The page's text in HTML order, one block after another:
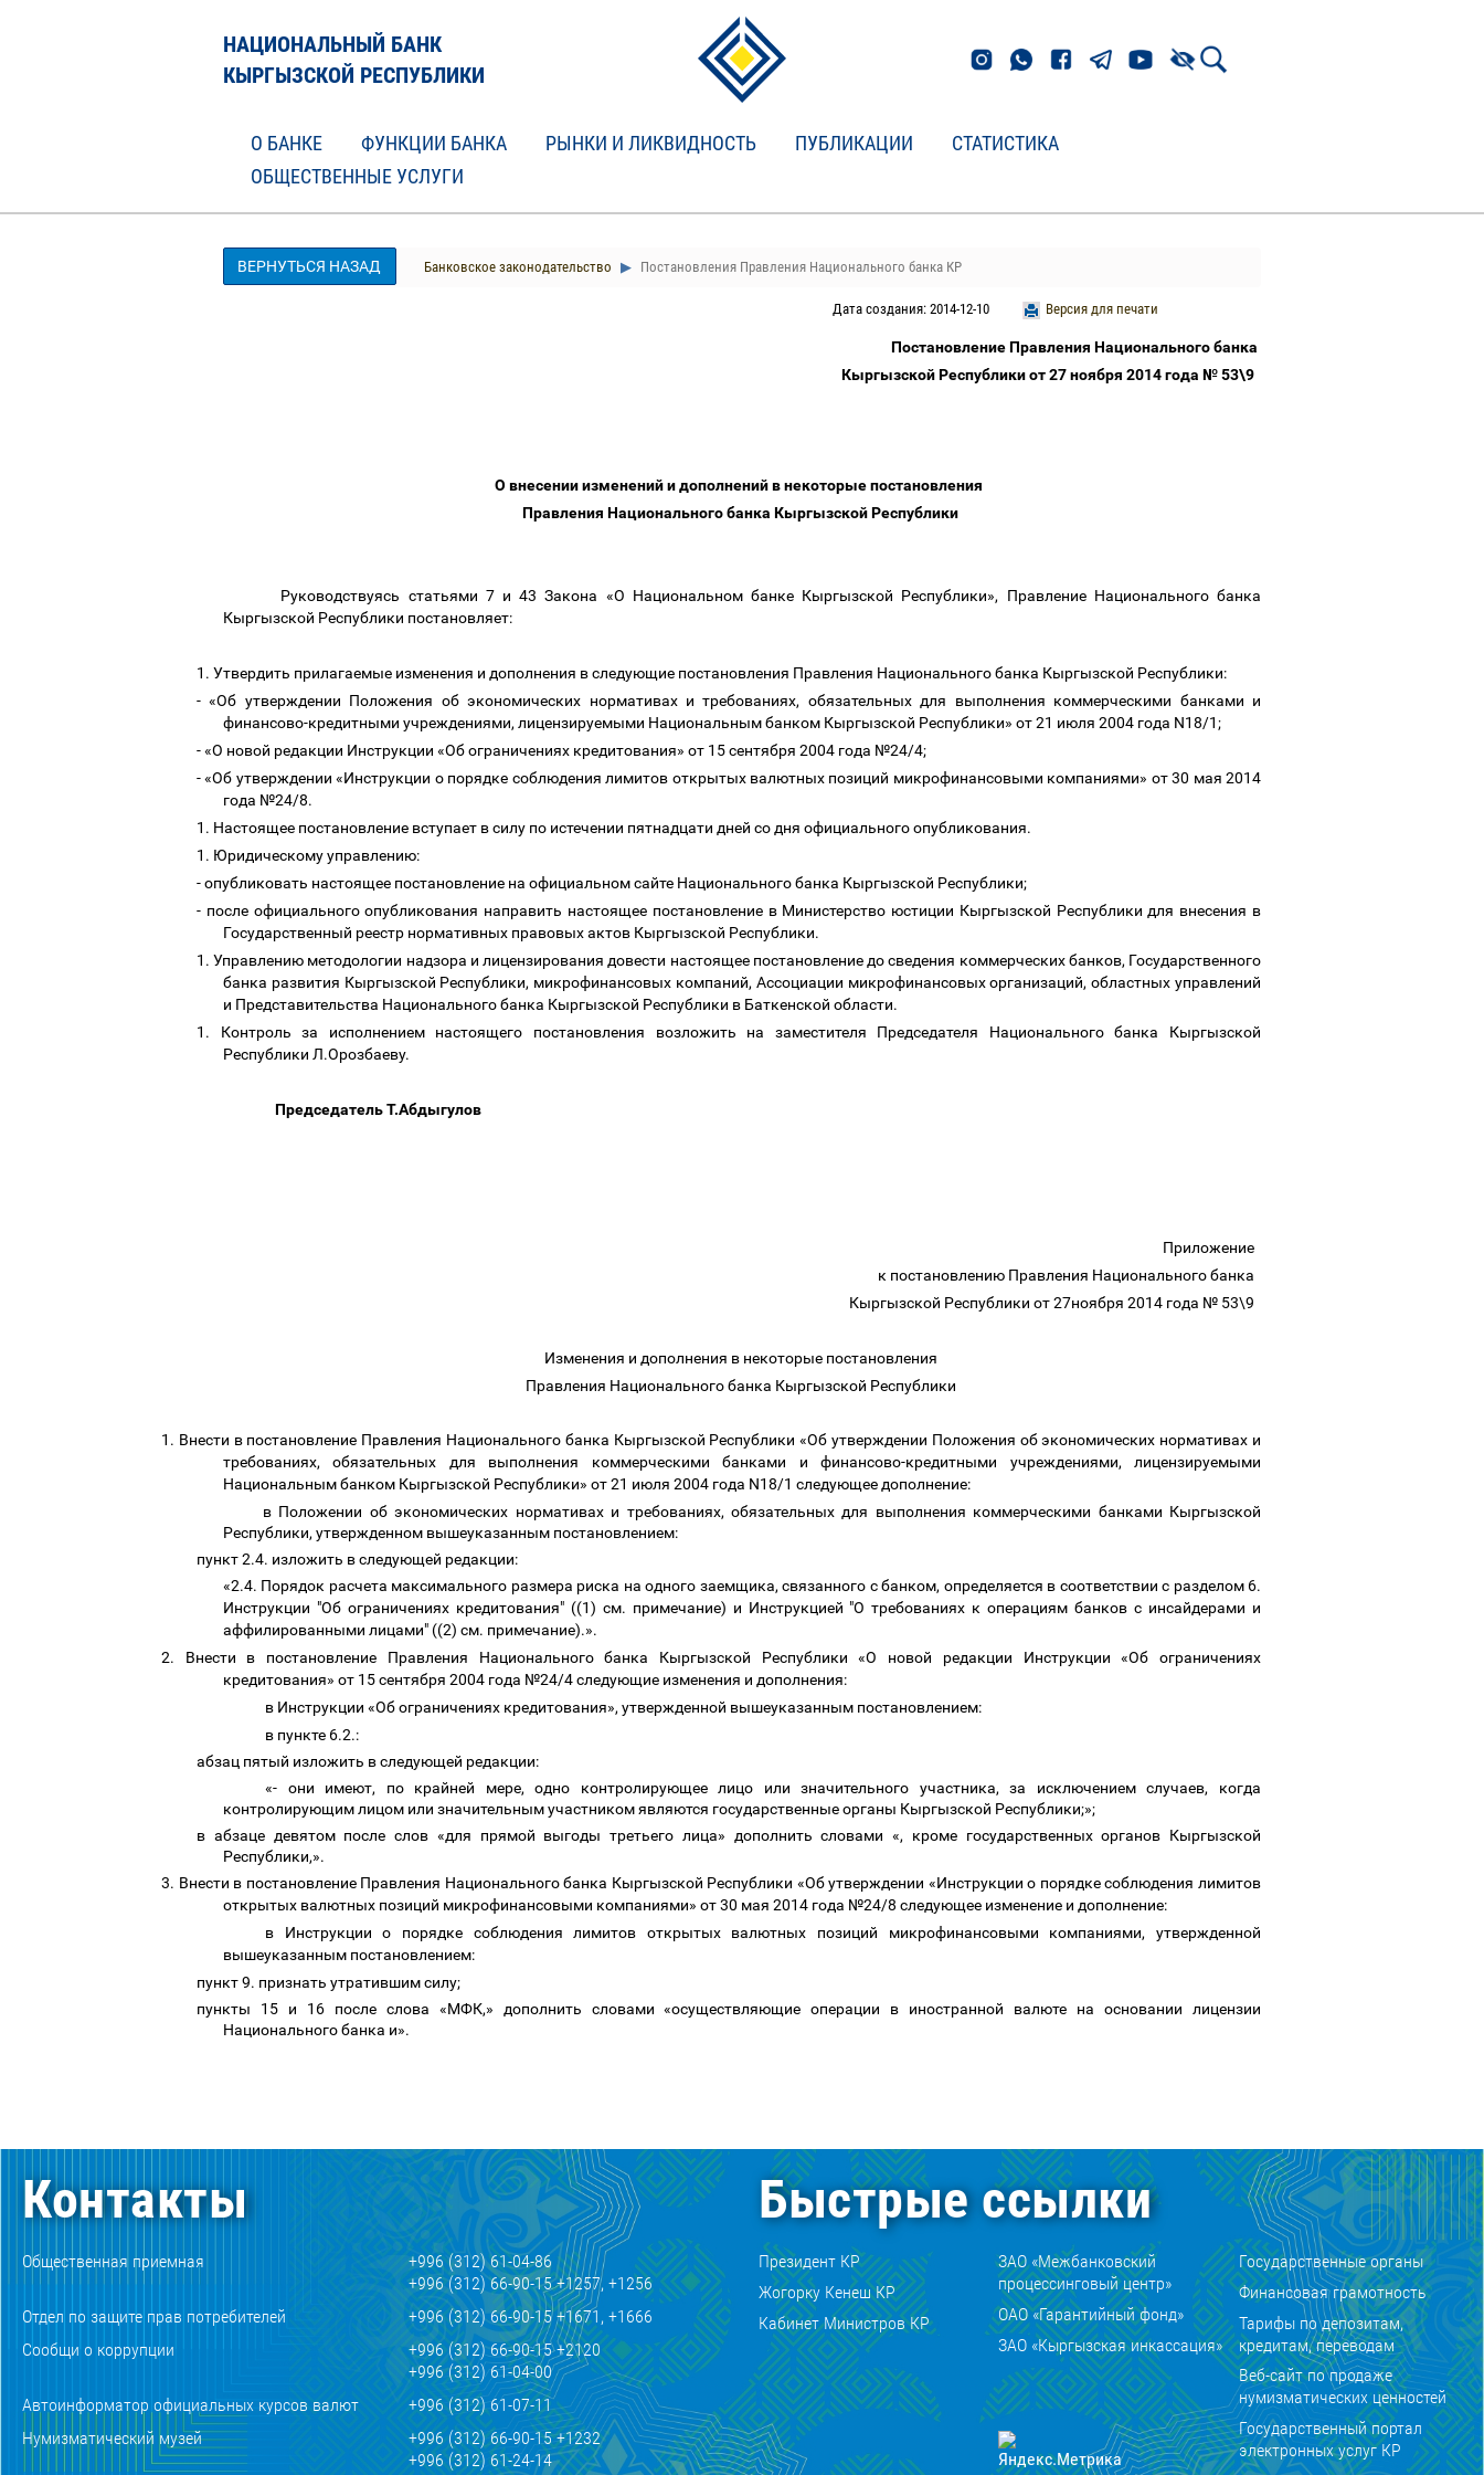
НАЦИОНАЛЬНЫЙ БАНК
КЫРГЫЗСКОЙ РЕСПУБЛИКИ
О БАНКЕ ФУНКЦИИ БАНКА РЫНКИ И ЛИКВИДНОСТЬ ПУБЛИКАЦИИ
СТАТИСТИКА
ОБЩЕСТВЕННЫЕ УСЛУГИ
ВЕРНУТЬСЯ НАЗАД Банковское законодательство Постановления Правления Национального банка КР
Версия для печати
Дата создания: 2014-12-10
Постановление Правления Национального банка
Кыргызской Республики от 27 ноября 2014 года № 53\9
О внесении изменений и дополнений в некоторые постановления
Правления Национального банка Кыргызской Республики
Руководствуясь статьями 7 и 43 Закона «О Национальном банке Кыргызской Республики», Правление Национального банка
Кыргызской Республики постановляет:
1. Утвердить прилагаемые изменения и дополнения в следующие постановления Правления Национального банка Кыргызской Республики:
- «Об утверждении Положения об экономических нормативах и требованиях, обязательных для выполнения коммерческими банками и
финансово-кредитными учреждениями, лицензируемыми Национальным банком Кыргызской Республики» от 21 июля 2004 года N18/1;
-«О новой редакции Инструкции «Об ограничениях кредитования» от 15 сентября 2004 года №24/4;
- «Об утверждении «Инструкции о порядке соблюдения лимитов открытых валютных позиций микрофинансовыми компаниями» от 30 мая 2014
года №24/8.
1. Настоящее постановление вступает в силу по истечении пятнадцати дней со дня официального опубликования.
1. Юридическому управлению:
-опубликовать настоящее постановление на официальном сайте Национального банка Кыргызской Республики;
- после официального опубликования направить настоящее постановление в Министерство юстиции Кыргызской Республики для внесения в
Государственный реестр нормативных правовых актов Кыргызской Республики.
1. Управлению методологии надзора и лицензирования довести настоящее постановление до сведения коммерческих банков, Государственного
банка развития Кыргызской Республики, микрофинансовых компаний, Ассоциации микрофинансовых организаций, областных управлений
и Представительства Национального банка Кыргызской Республики в Баткенской области.
1.
Контроль за исполнением настоящего постановления возложить на заместителя Председателя Национального банка Кыргызской
Республики Л.Орозбаеву.
Председатель Т.Абдыгулов
Приложение
к постановлению Правления Национального банка
Кыргызской Республики от 27ноября 2014 года № 53\9
Изменения и дополнения в некоторые постановления
Правления Национального банка Кыргызской Республики
1. Внести в постановление Правления Национального банка Кыргызской Республики «Об утверждении Положения об экономических нормативах и
требованиях, обязательных для выполнения коммерческими банками и финансово-кредитными учреждениями, лицензируемыми
Национальным банком Кыргызской Республики» от 21 июля 2004 года N18/1 следующее дополнение:
в Положении об экономических нормативах и требованиях, обязательных для выполнения коммерческими банками Кыргызской
Республики, утвержденном вышеуказанным постановлением:
пункт 2.4. изложить в следующей редакции:
«2.4. Порядок расчета максимального размера риска на одного заемщика, связанного с банком, определяется в соответствии с разделом 6.
Инструкции "Об ограничениях кредитования" ((1) см. примечание) и Инструкцией "О требованиях к операциям банков с инсайдерами и
аффилированными лицами" ((2) см. примечание).».
2.
Внести в постановление Правления Национального банка Кыргызской Республики «О новой редакции Инструкции «Об ограничениях
кредитования» от 15 сентября 2004 года №24/4 следующие изменения и дополнения:
в Инструкции «Об ограничениях кредитования», утвержденной вышеуказанным постановлением:
в пункте 6.2.:
абзац пятый изложить в следующей редакции:
«- они имеют, по крайней мере, одно контролирующее лицо или значительного участника, за исключением случаев, когда
контролирующим лицом или значительным участником являются государственные органы Кыргызской Республики;»;
в абзаце девятом после слов «для прямой выгоды третьего лица» дополнить словами «, кроме государственных органов Кыргызской
Республики,».
3. Внести в постановление Правления Национального банка Кыргызской Республики «Об утверждении «Инструкции о порядке соблюдения лимитов
открытых валютных позиций микрофинансовыми компаниями» от 30 мая 2014 года №24/8 следующее изменение и дополнение:
в Инструкции о порядке соблюдения лимитов открытых валютных позиций микрофинансовыми компаниями, утвержденной
вышеуказанным постановлением:
пункт 9. признать утратившим силу;
пункты 15 и 16 после слова «МФК,» дополнить словами «осуществляющие операции в иностранной валюте на основании лицензии
Национального банка и».
Контакты
Общественная приемная
+996 (312) 61-04-86
+996 (312) 66-90-15 +1257, +1256
Отдел по защите прав потребителей
+996 (312) 66-90-15 +1671, +1666
Сообщи о коррупции
+996 (312) 66-90-15 +2120
+996 (312) 61-04-00
Автоинформатор официальных курсов валют
+996 (312) 61-07-11
Нумизматический музей
+996 (312) 66-90-15 +1232
+996 (312) 61-24-14
Быстрые ссылки
Президент КР
Жогорку Кенеш КР
Кабинет Министров КР
ЗАО «Межбанковский
процессинговый центр»
ОАО «Гарантийный фонд»
ЗАО «Кыргызская инкассация»
Государственные органы
Финансовая грамотность
Тарифы по депозитам,
кредитам, переводам
Веб-сайт по продаже
нумизматических ценностей
Государственный портал
электронных услуг КР